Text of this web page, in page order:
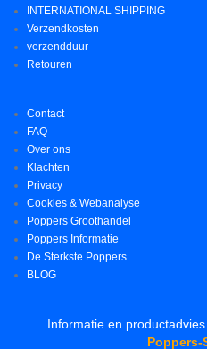
INTERNATIONAL SHIPPING
Verzendkosten
verzendduur
Retouren
Contact
FAQ
Over ons
Klachten
Privacy
Cookies & Webanalyse
Poppers Groothandel
Poppers Informatie
De Sterkste Poppers
BLOG
Informatie en
Poppers-